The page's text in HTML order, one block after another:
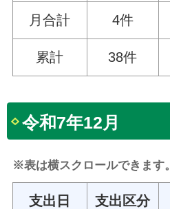
月合計 4件
累計 38件
令和7年12月
※表は横スクロールできます。
支出日 支出区分